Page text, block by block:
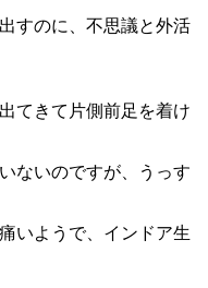
すのに、不思議と外活
てきて片側前足を着け
ないのですが、うっす
いようで、インドア生